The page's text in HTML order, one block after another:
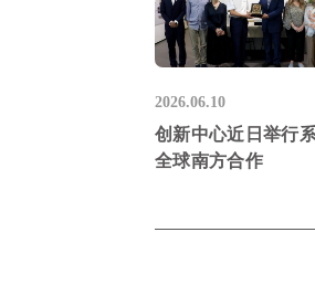
2026.06.10
创新中心近日举行
全球南方合作